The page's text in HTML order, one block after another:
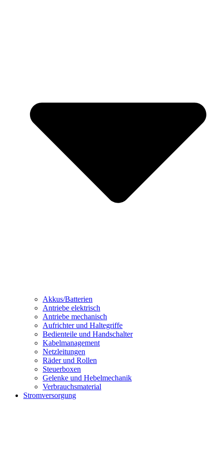
Akkus/Batterien
Antriebe elektrisch
Antriebe mechanisch
Aufrichter und Haltegriffe
Bedienteile und Handschalter
Kabelmanagement
Netzleitungen
Räder und Rollen
Steuerboxen
Gelenke und Hebelmechanik
Verbrauchsmaterial
Stromversorgung